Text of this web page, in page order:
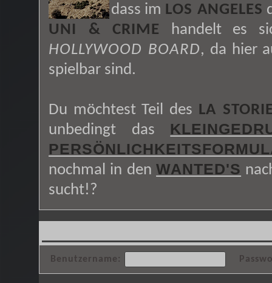
dass im LOS ANGELES
UNI & CRIME handelt es
HOLLYWOOD BOARD, da hier
spielbar sind.
Du möchtest Teil des LA
unbedingt das
nochmal in denWANTED'S
sucht!?
Benutzername: